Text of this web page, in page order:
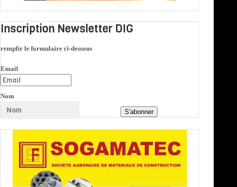
Inscription Newsletter DIG
remplir le formulaire ci-dessous
Email
Nom
S'abonner